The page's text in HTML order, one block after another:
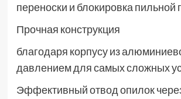
переноски и блокировка пильной
Прочная конструкция
благодаря корпусу из
давлением для самых сложных
Эффективный отвод опилок